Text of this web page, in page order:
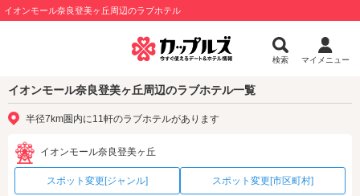
イオンモール奈良登美ヶ丘周辺のラブホテル
検索 マイメニュー
イオンモール奈良登美ヶ丘周辺のラブホテル一覧
半径7km圏内に11軒のラブホテルがあります
イオンモール奈良登美ヶ丘
スポット変更[ジャンル] スポット変更[市区町村]